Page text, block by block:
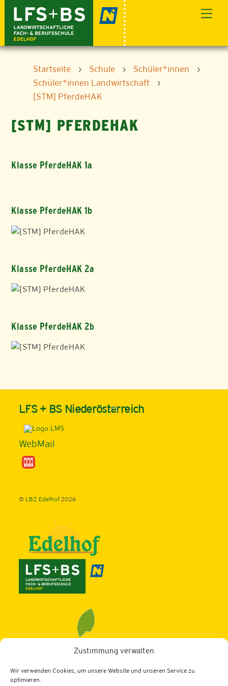
Zustimmung verwalten
Wir verwenden Cookies, um unsere Website und unseren Service zu
optimieren.
content
Startseite › Schule › Schüler*innen
›
Schüler*innen Landwirtschaft
›
[STM] PferdeHAK
[STM] PFERDEHAK
Klasse PferdeHAK 1a
Klasse PferdeHAK 1b
Klasse PferdeHAK 2a
Klasse PferdeHAK 2b
Back
To
LFS + BS Niederösterreich
WebMail
© LBZ Edelhof2026
LBZ Edelhof